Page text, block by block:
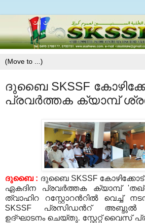
ദുബൈ SKSSF
പ്രവര്‍ത്തക ക്യാമ്പ്
ദുബൈ : ദുബൈ SKSSF കോഴിക്കോട്
ഏകദിന പ്രവര്‍ത്തക ക്യാമ്പ് '
ത്വാഹിറ റസ്റ്റോറന്‍റില്‍ വെച്ച്
SKSSF പ്രസിഡന്‍റ് അബ്ദുല്‍
ഉദ്ഘാടനം ചെയ്തു. സ്റ്റേറ്റ് വൈസ്